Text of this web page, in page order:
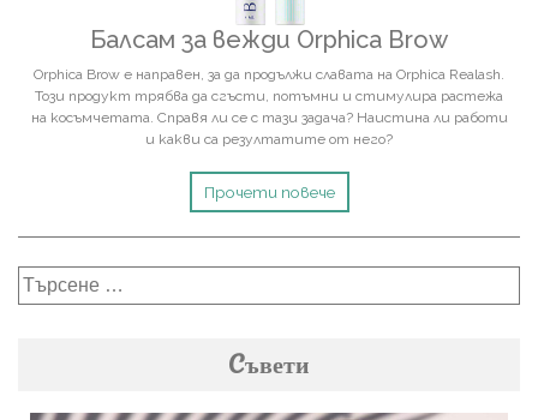
Балсам за вежди Orphica Brow
Orphica Brow е направен, за да продължи славата на Orphica Realash.
Този продукт трябва да сгъсти, потъмни и стимулира растежа
на косъмчетата. Справя ли се с тази задача? Наистина ли работи
и какви са резултатите от него?
Прочети повече
Търсене
за:
Cъвети